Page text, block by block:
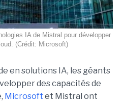
IA de Mistral pour développer
(Crédit: Microsoft)
en solutions IA, les géants
des capacités de
Microsoft et Mistral ont